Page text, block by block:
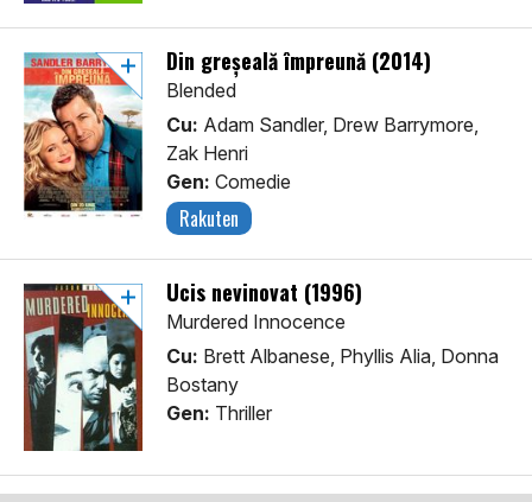
Din greșeală împreună (2014)
Blended
Cu: Adam Sandler, Drew Barrymore,
Zak Henri
Gen: Comedie
Rakuten
Ucis nevinovat (1996)
Murdered Innocence
Cu: Brett Albanese, Phyllis Alia, Donna
Bostany
Gen: Thriller